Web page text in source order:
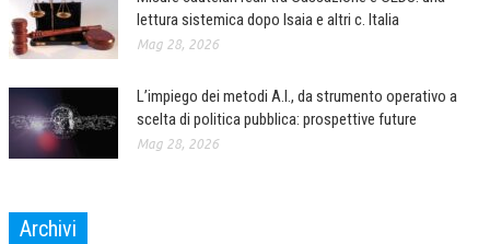
MARKETING
TREASURY IN FINANCIAL SERVICES
RISK MANAGEMENT
SVILUPPO SOSTENIBILE
L’UMANISTA
lettura sistemica dopo Isaia e altri c. Italia
Mag 28, 2026
L’impiego dei metodi A.I., da strumento operativo a
scelta di politica pubblica: prospettive future
Mag 28, 2026
Archivi